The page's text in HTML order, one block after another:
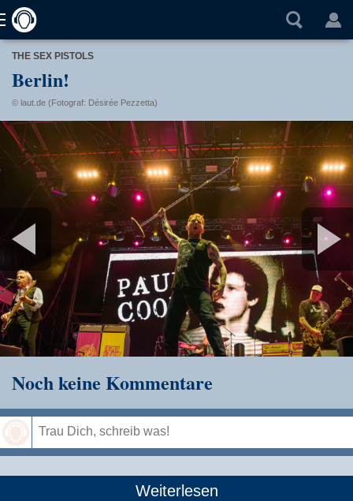
THE SEX PISTOLS
Berlin!
© laut.de (Fotograf: Désirée Pezzetta)
Noch keine Kommentare
Weiterlesen